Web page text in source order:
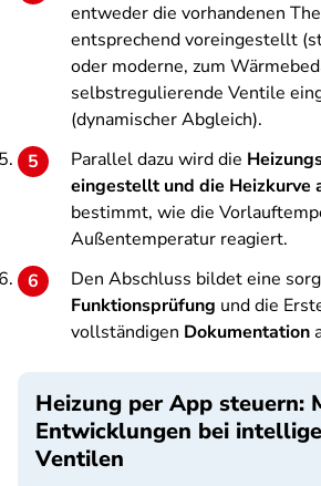
entweder die vorhandenen
entsprechend voreingestellt
oder moderne, zum
selbstregulierende Ventile
(dynamischer Abgleich).
Parallel dazu wird die
eingestellt und die Heizkurve
bestimmt, wie die
Außentemperatur reagiert.
Den Abschluss bildet eine
Funktionsprüfung und die
vollständigen Dokumentation
Heizung per App steuern:
Entwicklungen bei
Ventilen